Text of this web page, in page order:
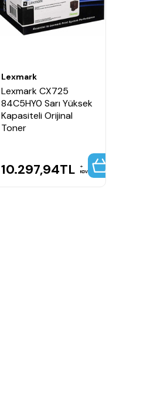
Lexmark
Lexmark CX725
84C5HY0 Sarı Yüksek
Kapasiteli Orijinal
Toner
10.297,94TL KDV